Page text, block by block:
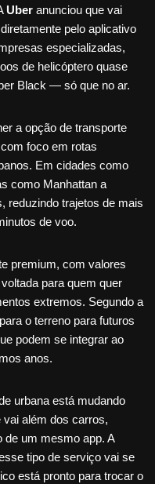
Uber anunciou que vai
pelo aplicativo
especializadas,
de helicóptero quase
Black — só que no ar.
a opção de transporte
foco em rotas
Em cidades como
como Manhattan a
reduzindo trajetos de mais
de voo.
premium, com valores
para quem quer
extremos. Segundo a
o terreno para futuros
podem se integrar ao
anos.
urbana está mudando
vai além dos carros,
de um mesmo app. A
tipo de serviço vai se
está pronto para trocar o